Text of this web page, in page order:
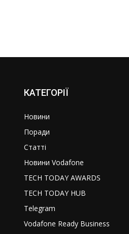
КАТЕГОРІЇ
Новини
Поради
Статті
Новини Vodafone
TECH TODAY AWARDS
TECH TODAY HUB
Telegram
Vodafone Ready Business